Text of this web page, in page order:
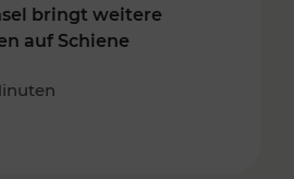
bringt weitere
auf Schiene